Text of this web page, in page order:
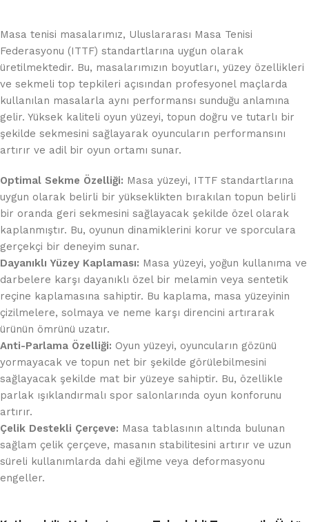
Masa tenisi masalarımız, Uluslararası Masa Tenisi
Federasyonu (ITTF) standartlarına uygun olarak
üretilmektedir. Bu, masalarımızın boyutları, yüzey özellikleri
ve sekmeli top tepkileri açısından profesyonel maçlarda
kullanılan masalarla aynı performansı sunduğu anlamına
gelir. Yüksek kaliteli oyun yüzeyi, topun doğru ve tutarlı bir
şekilde sekmesini sağlayarak oyuncuların performansını
artırır ve adil bir oyun ortamı sunar.
Optimal Sekme Özelliği: Masa yüzeyi, ITTF standartlarına
uygun olarak belirli bir yükseklikten bırakılan topun belirli
bir oranda geri sekmesini sağlayacak şekilde özel olarak
kaplanmıştır. Bu, oyunun dinamiklerini korur ve sporculara
gerçekçi bir deneyim sunar.
Dayanıklı Yüzey Kaplaması: Masa yüzeyi, yoğun kullanıma ve
darbelere karşı dayanıklı özel bir melamin veya sentetik
reçine kaplamasına sahiptir. Bu kaplama, masa yüzeyinin
çizilmelere, solmaya ve neme karşı direncini artırarak
ürünün ömrünü uzatır.
Anti-Parlama Özelliği: Oyun yüzeyi, oyuncuların gözünü
yormayacak ve topun net bir şekilde görülebilmesini
sağlayacak şekilde mat bir yüzeye sahiptir. Bu, özellikle
parlak ışıklandırmalı spor salonlarında oyun konforunu
artırır.
Çelik Destekli Çerçeve: Masa tablasının altında bulunan
sağlam çelik çerçeve, masanın stabilitesini artırır ve uzun
süreli kullanımlarda dahi eğilme veya deformasyonu
engeller.